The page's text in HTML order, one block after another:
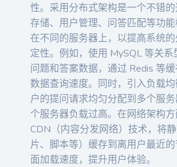
性。采用分布式架构是一个不错
存储、用户管理、问答匹配等功
在不同的服务器上，以提高系统
定性。例如，使用 MySQL 等关
问题和答案数据，通过 Redis 等
数据查询速度。同时，引入负载
户的提问请求均匀分配到多个服
个服务器负载过高。在网络架构方
CDN（内容分发网络）技术，将
片、脚本等）缓存到离用户最近
面加载速度，提升用户体验。